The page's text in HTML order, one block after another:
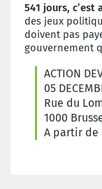
541 jours, c’est
des jeux
doivent pas
gouvernement
ACTION
05
Rue du
1000
A partir de